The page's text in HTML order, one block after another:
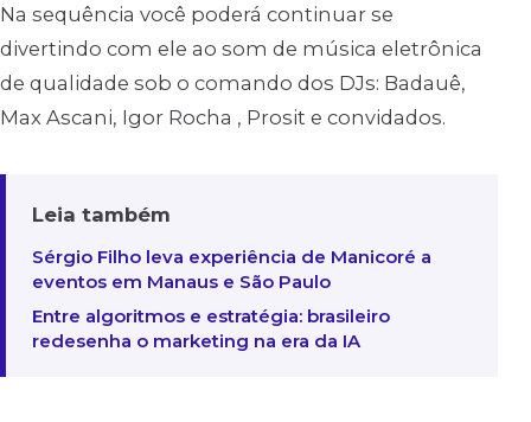
Na sequência você poderá continuar se
divertindo com ele ao som de música eletrônica
de qualidade sob o comando dos DJs: Badauê,
Max Ascani, Igor Rocha , Prosit e convidados.
Leia também
Sérgio Filho leva experiência de Manicoré a
eventos em Manaus e São Paulo
Entre algoritmos e estratégia: brasileiro
redesenha o marketing na era da IA